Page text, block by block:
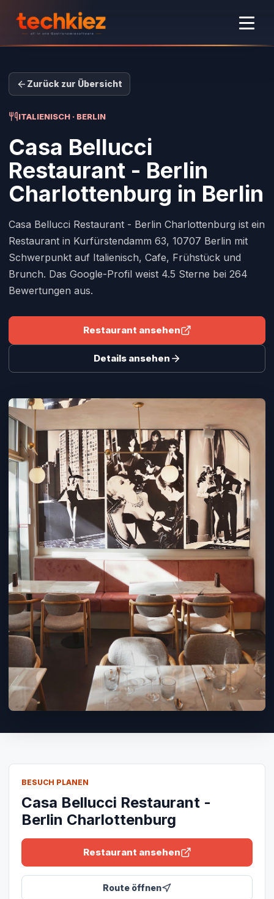
Zurück zur Übersicht
ITALIENISCH · BERLIN
Casa Bellucci
Restaurant - Berlin
Charlottenburg in Berlin
Casa Bellucci Restaurant - Berlin Charlottenburg ist ein
Restaurant in Kurfürstendamm 63, 10707 Berlin mit
Schwerpunkt auf Italienisch, Cafe, Frühstück und
Brunch. Das Google-Profil weist 4.5 Sterne bei 264
Bewertungen aus.
Restaurant ansehen
Details ansehen
BESUCH PLANEN
Casa Bellucci Restaurant -
Berlin Charlottenburg
Restaurant ansehen
Route öffnen